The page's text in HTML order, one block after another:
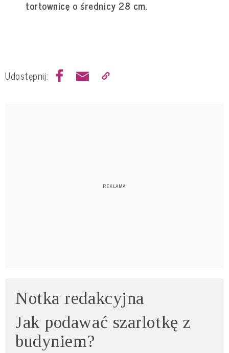
tortownicę o średnicy 28 cm.
Udostępnij:
Notka redakcyjna
Jak podawać szarlotkę z
budyniem?